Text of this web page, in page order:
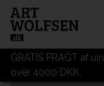
GRATIS FRAGT af
over 4000 DKK.